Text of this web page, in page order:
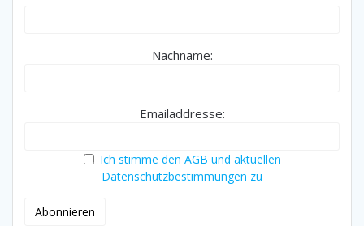
Nachname:
Emailaddresse:
Ich stimme den AGB und aktuellen
Datenschutzbestimmungen zu